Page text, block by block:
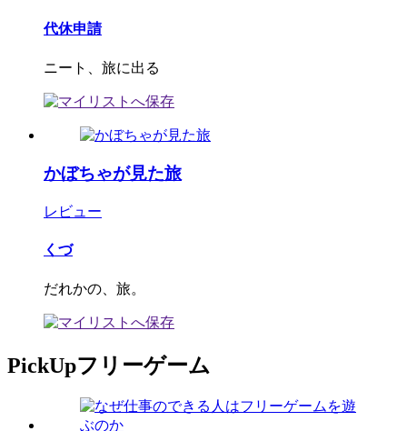
代休申請
ニート、旅に出る
かぼちゃが見た旅
レビュー
くづ
だれかの、旅。
PickUpフリーゲーム